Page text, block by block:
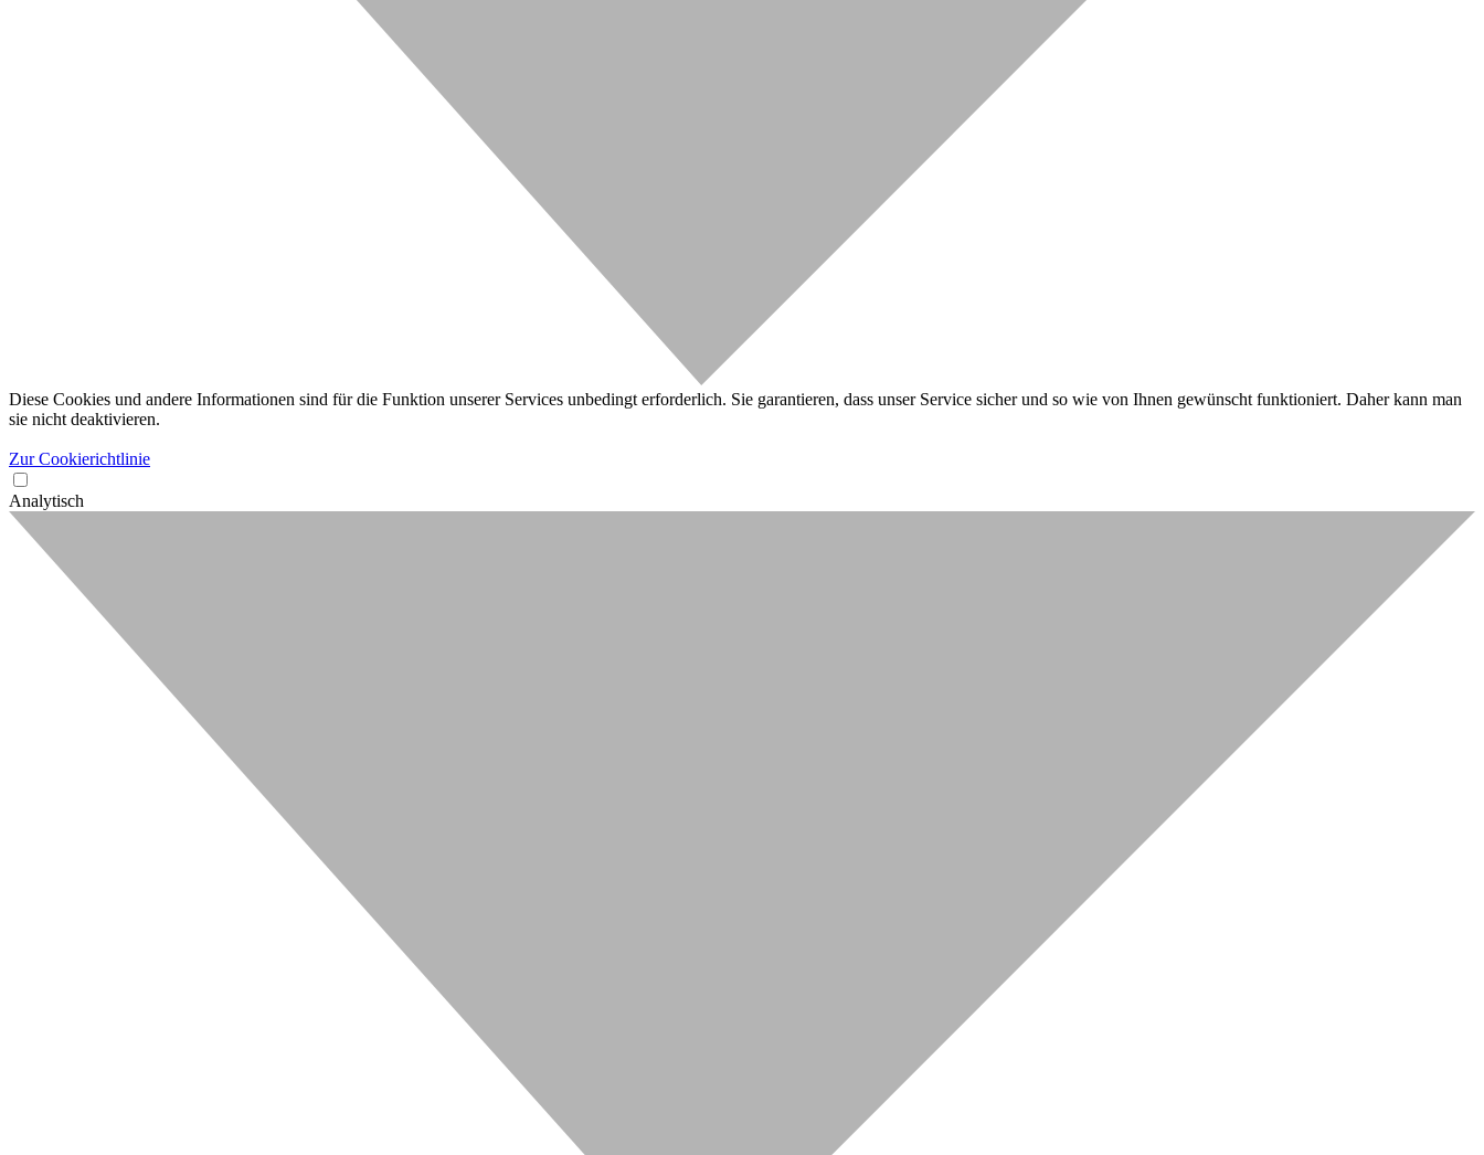
Diese Cookies und andere Informationen sind für die Funktion unserer Services unbedingt erforderlich. Sie garantieren, dass unser Service sicher und so wie von Ihnen gewünscht funktioniert. Daher kann man
sie nicht deaktivieren.
Zur Cookierichtlinie
Analytisch